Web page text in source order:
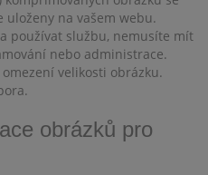
na vašem webu.
používat službu, nemusíte mít
nebo administrace.
velikosti obrázku.
obrázků pro